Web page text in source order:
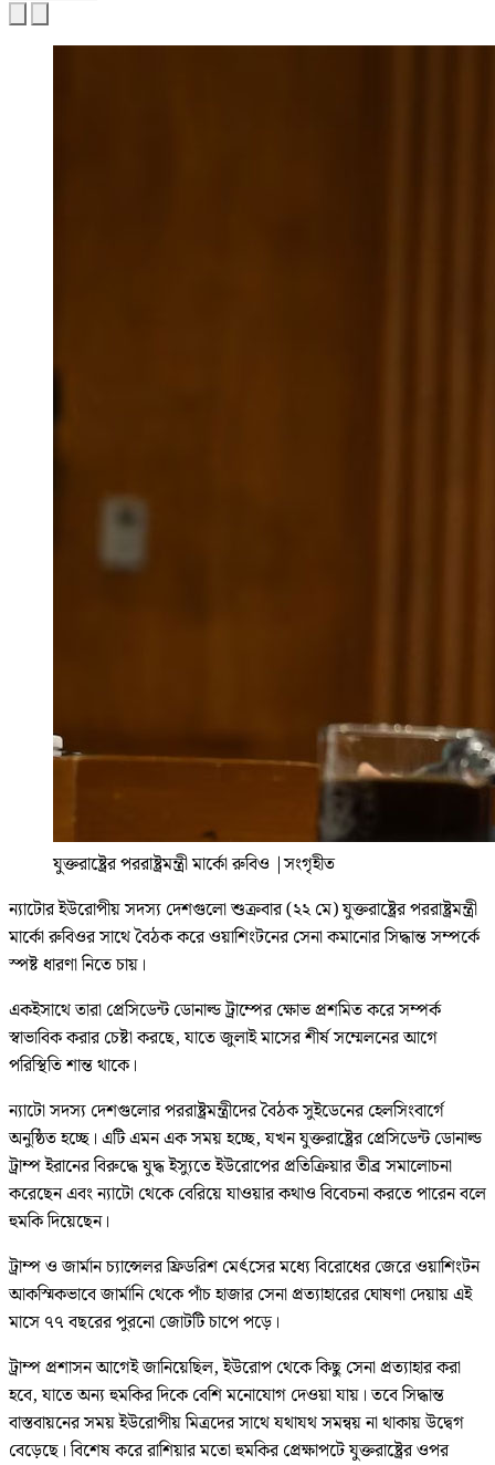
যুক্তরাষ্ট্রের পররাষ্ট্রমন্ত্রী মার্কো রুবিও |সংগৃহীত
ন্যাটোর ইউরোপীয় সদস্য দেশগুলো শুক্রবার (২২ মে) যুক্তরাষ্ট্রের পররাষ্ট্রমন্ত্রী
মার্কো রুবিওর সাথে বৈঠক করে ওয়াশিংটনের সেনা কমানোর সিদ্ধান্ত সম্পর্কে
স্পষ্ট ধারণা নিতে চায়।
একইসাথে তারা প্রেসিডেন্ট ডোনাল্ড ট্রাম্পের ক্ষোভ প্রশমিত করে সম্পর্ক
স্বাভাবিক করার চেষ্টা করছে, যাতে জুলাই মাসের শীর্ষ সম্মেলনের আগে
পরিস্থিতি শান্ত থাকে।
ন্যাটো সদস্য দেশগুলোর পররাষ্ট্রমন্ত্রীদের বৈঠক সুইডেনের হেলসিংবার্গে
অনুষ্ঠিত হচ্ছে। এটি এমন এক সময় হচ্ছে, যখন যুক্তরাষ্ট্রের প্রেসিডেন্ট ডোনাল্ড
ট্রাম্প ইরানের বিরুদ্ধে যুদ্ধ ইস্যুতে ইউরোপের প্রতিক্রিয়ার তীব্র সমালোচনা
করেছেন এবং ন্যাটো থেকে বেরিয়ে যাওয়ার কথাও বিবেচনা করতে পারেন বলে
হুমকি দিয়েছেন।
ট্রাম্প ও জার্মান চ্যান্সেলর ফ্রিডরিশ মের্ৎসের মধ্যে বিরোধের জেরে ওয়াশিংটন
আকস্মিকভাবে জার্মানি থেকে পাঁচ হাজার সেনা প্রত্যাহারের ঘোষণা দেয়ায় এই
মাসে ৭৭ বছরের পুরনো জোটটি চাপে পড়ে।
ট্রাম্প প্রশাসন আগেই জানিয়েছিল, ইউরোপ থেকে কিছু সেনা প্রত্যাহার করা
হবে, যাতে অন্য হুমকির দিকে বেশি মনোযোগ দেওয়া যায়। তবে সিদ্ধান্ত
বাস্তবায়নের সময় ইউরোপীয় মিত্রদের সাথে যথাযথ সমন্বয় না থাকায় উদ্বেগ
বেড়েছে। বিশেষ করে রাশিয়ার মতো হুমকির প্রেক্ষাপটে যুক্তরাষ্ট্রের ওপর